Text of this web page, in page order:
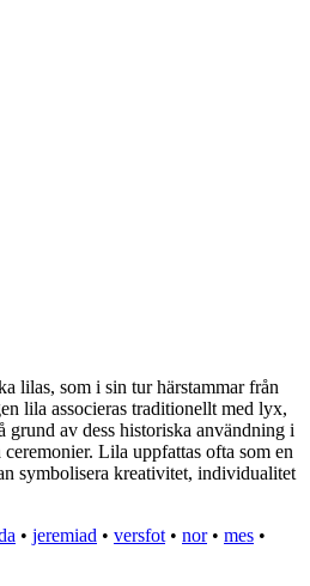
lilas, som i sin tur härstammar från
lila associeras traditionellt med lyx,
av dess historiska användning i
Lila uppfattas ofta som en
symbolisera kreativitet, individualitet
• jeremiad • versfot • nor• mes •